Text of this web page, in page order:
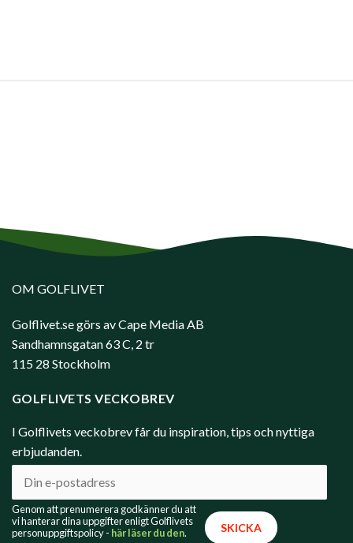
OM GOLFLIVET
Golflivet.se görs av Cape Media AB
Sandhamnsgatan 63 C, 2 tr
115 28 Stockholm
GOLFLIVETS VECKOBREV
I Golflivets veckobrev får du inspiration, tips och nyttiga
erbjudanden.
Genom att prenumerera godkänner du att
vi hanterar dina uppgifter enligt Golflivets
personuppgiftspolicy - här läser du den.